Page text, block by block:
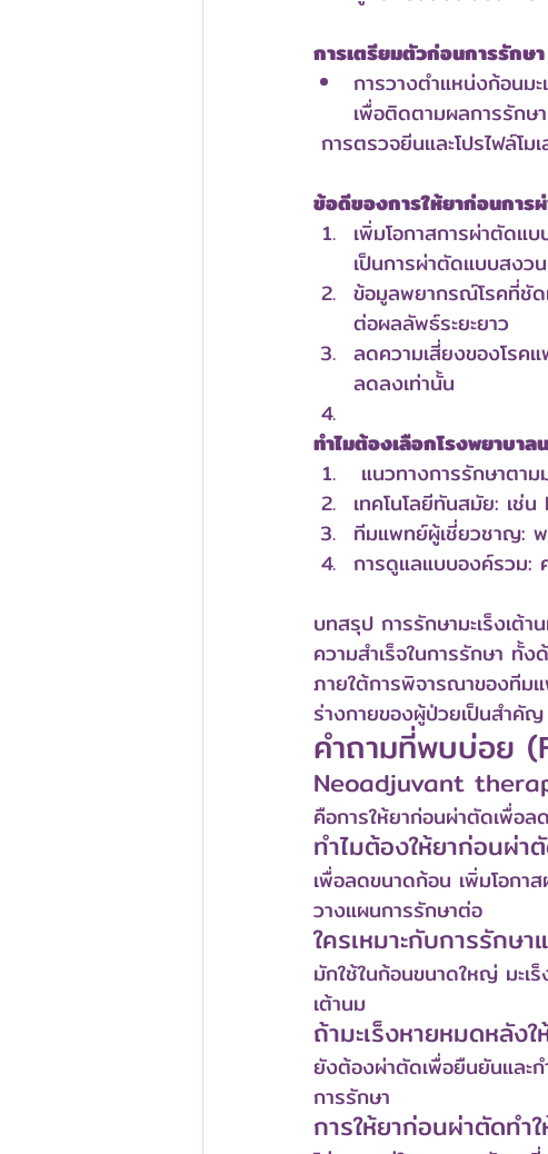
การเตรียมตัวก่อนการรักษา
การวางตำแหน่งก้อนม
เพื่อติดตามผลการรักษ
การตรวจยีนและโปรไฟล์โ
ข้อดีของการให้ยาก่อนการ
เพิ่มโอกาสการผ่าตัดแ
เป็นการผ่าตัดแบบสงว
ข้อมูลพยากรณ์โรคที่ชั
ต่อผลลัพธ์ระยะยาว
ลดความเสี่ยงของโรค
ลดลงเท่านั้น
ทำไมต้องเลือกโรงพยาบาล
แนวทางการรักษาตา
เทคโนโลยีทันสมัย: เช่
ทีมแพทย์ผู้เชี่ยวชาญ: พ
การดูแลแบบองค์รวม
บทสรุป การรักษามะเร็งเต้
ความสำเร็จในการรักษา ทั้
ภายใต้การพิจารณาของทีม
ร่างกายของผู้ป่วยเป็นสำคัญ
คำถามที่พบบ่อย
Neoadjuvant
คือการให้ยาก่อนผ่าตัดเพื่อ
ทำไมต้องให้ยาก่อนผ่า
เพื่อลดขนาดก้อน เพิ่มโอกา
วางแผนการรักษาต่อ
ใครเหมาะกับการรักษ
มักใช้ในก้อนขนาดใหญ่ มะ
เต้านม
ถ้ามะเร็งหายหมดหลัง
ยังต้องผ่าตัดเพื่อยืนยันและ
การรักษา
การให้ยาก่อนผ่าตัดทำ